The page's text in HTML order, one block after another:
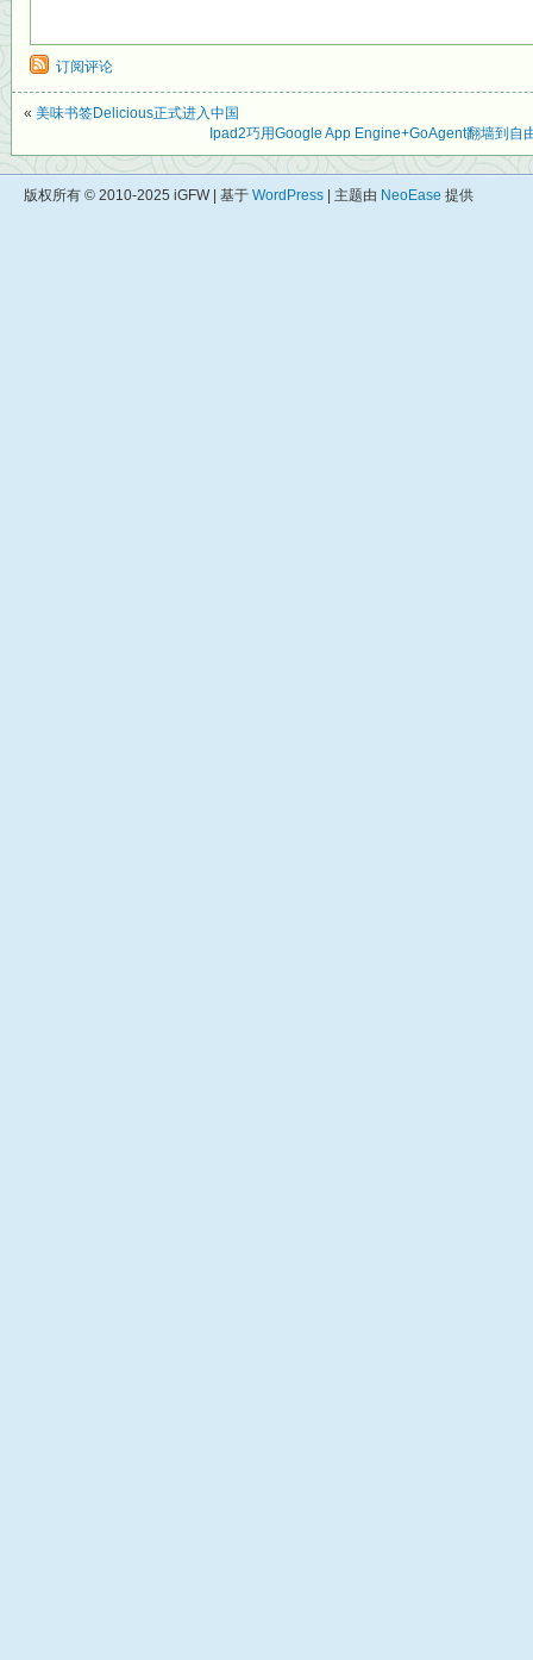
订阅评论
« 美味书签Delicious正式进入中国
Ipad2巧用Google App Engine+GoAgent翻墙到
版权所有 © 2010-2025 iGFW | 基于 WordPress | 主题由 NeoEase 提供